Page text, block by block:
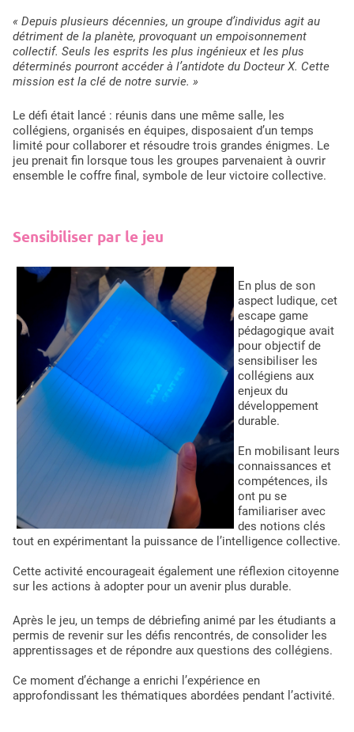
« Depuis plusieurs décennies, un groupe d’individus agit au
détriment de la planète, provoquant un empoisonnement
collectif. Seuls les esprits les plus ingénieux et les plus
déterminés pourront accéder à l’antidote du Docteur X. Cette
mission est la clé de notre survie. »
Le défi était lancé : réunis dans une même salle, les
collégiens, organisés en équipes, disposaient d’un temps
limité pour collaborer et résoudre trois grandes énigmes. Le
jeu prenait fin lorsque tous les groupes parvenaient à ouvrir
ensemble le coffre final, symbole de leur victoire collective.
Sensibiliser par le jeu
uv egedd
En plus de son
aspect ludique, cet
escape game
pédagogique avait
pour objectif de
sensibiliser les
collégiens aux
enjeux du
développement
durable.
En mobilisant leurs
connaissances et
compétences, ils
ont pu se
familiariser avec
des notions clés
tout en expérimentant la puissance de l’intelligence collective.
Cette activité encourageait également une réflexion citoyenne
sur les actions à adopter pour un avenir plus durable.
Après le jeu, un temps de débriefing animé par les étudiants a
permis de revenir sur les défis rencontrés, de consolider les
apprentissages et de répondre aux questions des collégiens.
Ce moment d’échange a enrichi l’expérience en
approfondissant les thématiques abordées pendant l’activité.